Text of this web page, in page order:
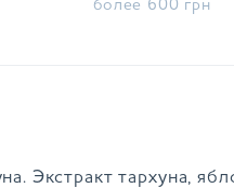
более 600 грн
Экстракт тархуна,